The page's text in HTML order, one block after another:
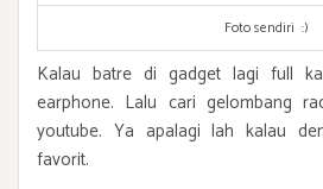
Foto sendiri :)
Kalau batre di gadget lagi full
earphone. Lalu cari gelombang
youtube. Ya apalagi lah kalau
favorit.